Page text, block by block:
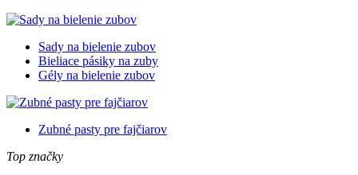
Sady na bielenie zubov
Bieliace pásiky na zuby
Gély na bielenie zubov
Zubné pasty pre fajčiarov
Top značky